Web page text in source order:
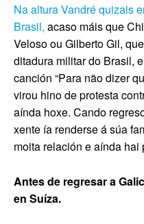
Na altura Vandré quizais
Brasil, acaso máis que
Veloso ou Gilberto Gil,
ditadura militar do Brasil,
canción “Para não dizer
virou hino de protesta
aínda hoxe. Cando
xente ía renderse á súa
moita relación e aínda hai
Antes de regresar a
en Suíza.